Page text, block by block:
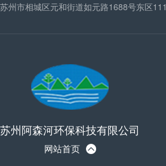
水质监测浮标（ASH-600）
苏州市相城区元和街道如元路1688号东区111
苏州阿森河环保科技有限公司
网站首页